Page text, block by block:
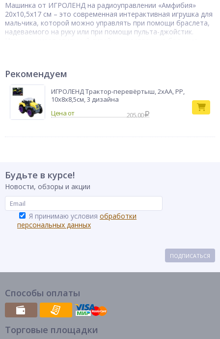
Машинка от ИГРОЛЕНД на радиоуправлении «Амфибия»
20х10,5х17 см – это современная интерактивная игрушка для
мальчика, которой можно управлять при помощи браслета,
надеваемого на руку или при помощи пульта-джойстик.
ABS-пластика устойчив к повреждениям. Работает от
аккумулятора. Требуются батарейки в пульт управления
2хААА и браслет 2хААА. Доступно 2 цвета. Рекомендуемый
возраст – старше 6 лет.
Машина на
Рекомендуем
ИГРОЛЕНД Трактор-перевёртыш, 2хАА, PP,
10х8х8,5см, 3 дизайна
205.00
Будьте в курсе!
Новости, обзоры и акции
Я принимаю условия обработки
персональных данных
ПОДПИСАТЬСЯ
Способы оплаты
Торговые площадки